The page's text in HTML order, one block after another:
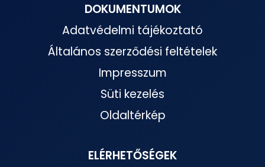
DOKUMENTUMOK
Adatvédelmi tájékoztató
Általános szerződési feltételek
Impresszum
Süti kezelés
Oldaltérkép
ELÉRHETŐSÉGEK